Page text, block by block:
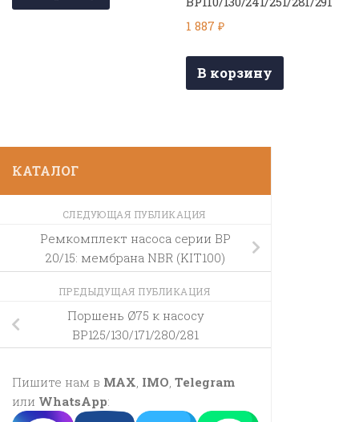
1 887₽
В корзину
КАТАЛОГ
СЛЕДУЮЩАЯ ПУБЛИКАЦИЯ
Ремкомплект насоса серии BP
20/15: мембрана NBR (KIT100)
ПРЕДЫДУЩАЯ ПУБЛИКАЦИЯ
Поршень Ø75 к насосу
BP125/130/171/280/281
Пишите нам в MAX, IMO, Telegram
или WhatsApp: